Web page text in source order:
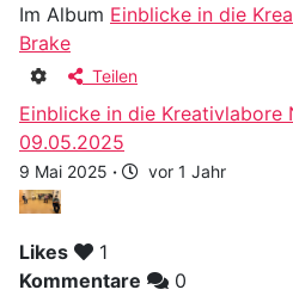
Im Album Einblicke in die
Brake
Teilen
Einblicke in die Kreativlabore
09.05.2025
9 Mai 2025 · vor 1 Jahr
Likes
1
Kommentare
0